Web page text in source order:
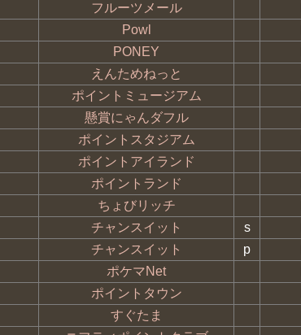
フルーツメール
Powl
PONEY
えんためねっと
ポイントミュージアム
懸賞にゃんダフル
ポイントスタジアム
ポイントアイランド
ポイントランド
ちょびリッチ
チャンスイット s
チャンスイット p
ポケマNet
ポイントタウン
すぐたま